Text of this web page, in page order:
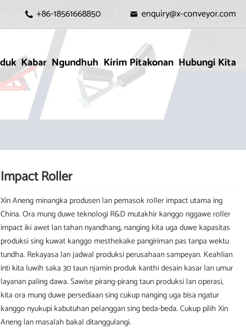
 +86-18561668850  enquiry@x-conveyor.com
Kabar Ngundhuh Kirim Pitakonan Hubungi Kita
Impact Roller
Xin Aneng minangka produsen lan pemasok roller impact utama ing
China. Ora mung duwe teknologi R&D mutakhir kanggo nggawe roller
impact iki awet lan tahan nyandhang, nanging kita uga duwe kapasitas
produksi sing kuwat kanggo mesthekake pangiriman pas tanpa wektu
tundha. Rekayasa lan jadwal produksi perusahaan sampeyan. Keahlian
inti kita luwih saka 30 taun njamin produk kanthi desain kasar lan umur
layanan paling dawa. Sawise pirang-pirang taun produksi lan operasi,
kita ora mung duwe persediaan sing cukup nanging uga bisa ngatur
kanggo nyukupi kabutuhan pelanggan sing beda-beda. Cukup pilih Xin
Aneng lan masalah bakal ditanggulangi.